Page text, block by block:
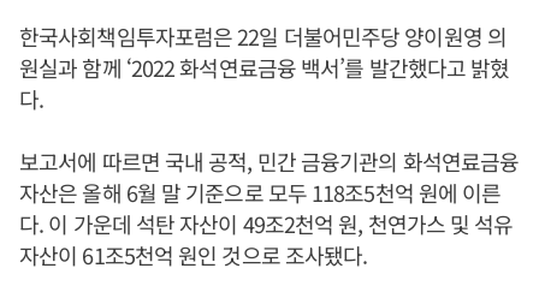
한국사회책임투자포럼은 22일 더불어민주당 양이원영 의
원실과 함께 ‘2022 화석연료금융 백서’를 발간했다고 밝혔
다.
보고서에 따르면 국내 공적, 민간 금융기관의 화석연료금융
자산은 올해 6월 말 기준으로 모두 118조5천억 원에 이른
다. 이 가운데 석탄 자산이 49조2천억 원, 천연가스 및 석유
자산이 61조5천억 원인 것으로 조사됐다.